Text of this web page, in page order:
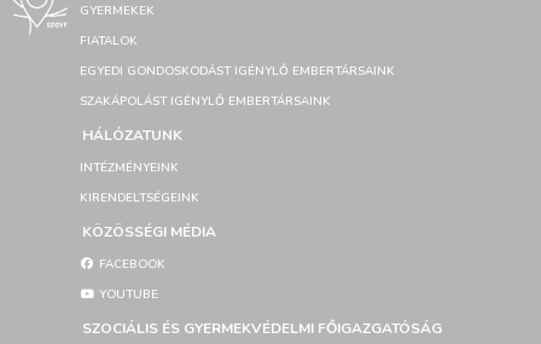
GYERMEKEK
FIATALOK
EGYEDI GONDOSKODÁST IGÉNYLŐ EMBERTÁRSAINK
SZAKÁPOLÁST IGÉNYLŐ EMBERTÁRSAINK
HÁLÓZATUNK
INTÉZMÉNYEINK
KIRENDELTSÉGEINK
KÖZÖSSÉGI MÉDIA
FACEBOOK
YOUTUBE
SZOCIÁLIS ÉS GYERMEKVÉDELMI FŐIGAZGATÓSÁG